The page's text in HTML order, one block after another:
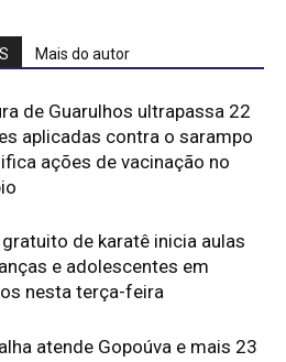
Mais do autor
de Guarulhos ultrapassa 22
aplicadas contra o sarampo
ações de vacinação no
de karatê inicia aulas
e adolescentes em
nesta terça-feira
atende Gopoúva e mais 23